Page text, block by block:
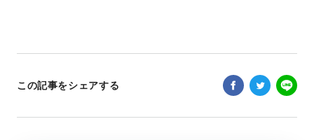
この記事をシェアする